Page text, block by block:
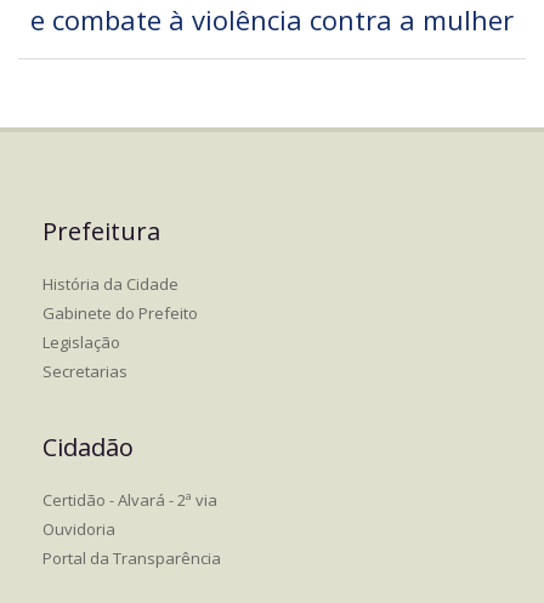
e combate à violência contra a mulher
Prefeitura
História da Cidade
Gabinete do Prefeito
Legislação
Secretarias
Cidadão
Certidão - Alvará - 2ª via
Ouvidoria
Portal da Transparência